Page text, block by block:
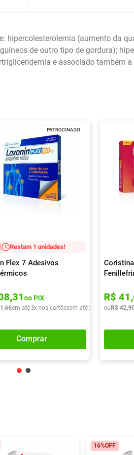
(aumento da
de outro tipo de gordura);
e associado também
PATROCINADO
Restam 1 unidades!
Flex 7 Adesivos
,31no PIX
,66em até3x nos cartõesem até3 R$ 37 ,22
Comprar
R$ 41,
ou R$ 42,
16%OFF